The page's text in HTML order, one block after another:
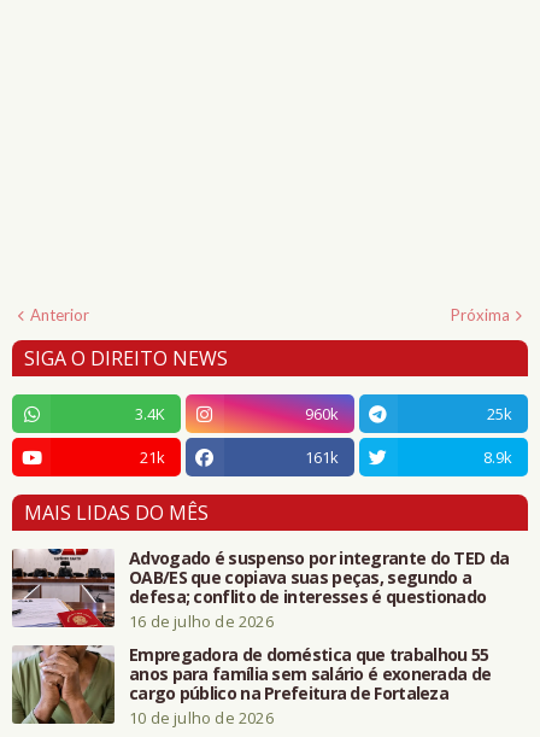
Anterior Próxima
SIGA O DIREITO NEWS
3.4K 960k
25k
21k
161k 8.9k
MAIS LIDAS DO MÊS
Advogado é suspenso por integrante do TED da
OAB/ES que copiava suas peças, segundo a
defesa; conflito de interesses é questionado
16 de julho de 2026
Empregadora de doméstica que trabalhou 55
anos para família sem salário é exonerada de
cargo público na Prefeitura de Fortaleza
10 de julho de 2026